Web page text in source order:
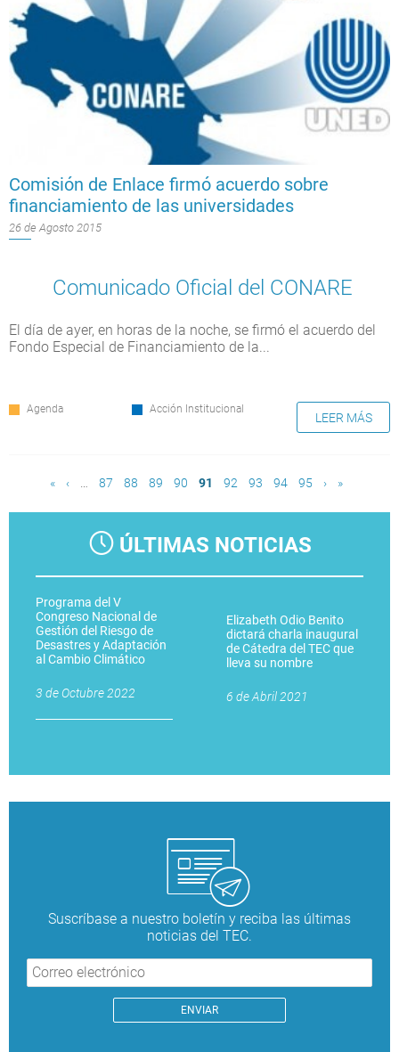
Comisión de Enlace firmó acuerdo sobre
financiamiento de las universidades
26 de Agosto 2015
Comunicado Oficial del CONARE
El día de ayer, en horas de la noche, se firmó el acuerdo del
Fondo Especial de Financiamiento de la...
Agenda Acción Institucional
LEER MÁS
« ‹ … 87 88 89 90 91 92 93 94 95 › »
ÚLTIMAS NOTICIAS
Programa del V
Congreso Nacional de
Gestión del Riesgo de
Desastres y Adaptación
al Cambio Climático
3 de Octubre 2022
Elizabeth Odio Benito
dictará charla inaugural
de Cátedra del TEC que
lleva su nombre
6 de Abril 2021
Suscríbase a nuestro boletín y reciba las últimas
noticias del TEC.